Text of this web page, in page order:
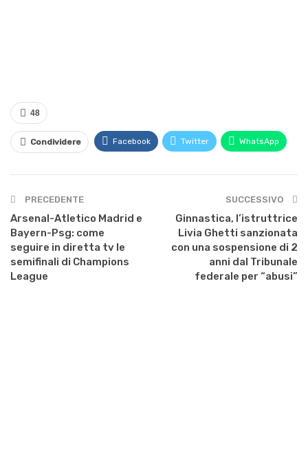
48
Condividere Facebook Twitter WhatsApp
PRECEDENTE
Arsenal-Atletico Madrid e
Bayern-Psg: come
seguire in diretta tv le
semifinali di Champions
League
SUCCESSIVO
Ginnastica, l’istruttrice
Livia Ghetti sanzionata
con una sospensione di 2
anni dal Tribunale
federale per “abusi”